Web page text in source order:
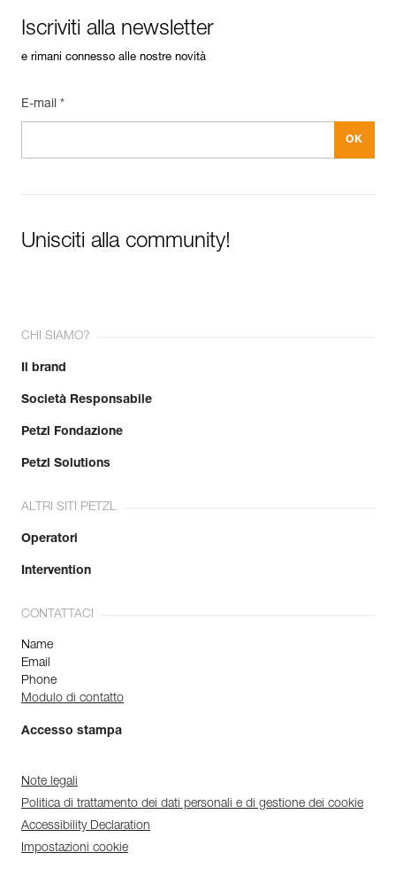
Iscriviti alla newsletter
e rimani connesso alle nostre novità
E-mail *
Unisciti alla community!
CHI SIAMO?
Il brand
Società Responsabile
Petzl Fondazione
Petzl Solutions
ALTRI SITI PETZL
Operatori
Intervention
CONTATTACI
Name
Email
Phone
Modulo di contatto
Accesso stampa
Note legali
Politica di trattamento dei dati personali e di gestione dei cookie
Accessibility Declaration
Impostazioni cookie